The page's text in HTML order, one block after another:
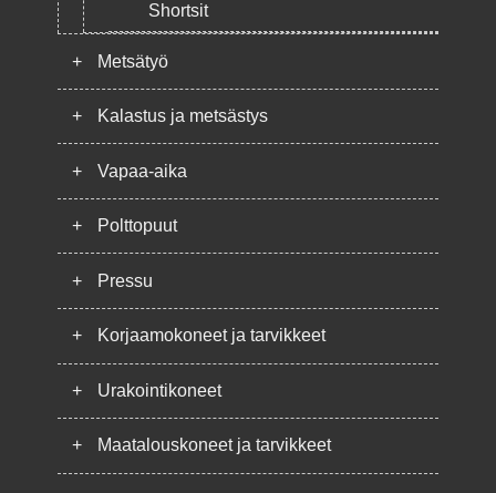
Shortsit
+ Metsätyö
+ Kalastus ja metsästys
+ Vapaa-aika
+ Polttopuut
+ Pressu
+ Korjaamokoneet ja tarvikkeet
+ Urakointikoneet
+ Maatalouskoneet ja tarvikkeet